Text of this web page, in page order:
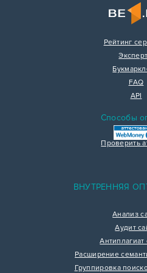
Рейтинг
FAQ
API
Способы
Проверить
ВНУТРЕННЯЯ
Анализ
Аудит
Антиплагиат
Расширение
Группировка